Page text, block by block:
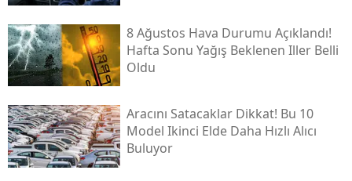
8 Ağustos Hava Durumu Açıklandı!
Hafta Sonu Yağış Beklenen Iller Belli
Oldu
Aracını Satacaklar Dikkat! Bu 10
Model Ikinci Elde Daha Hızlı Alıcı
Buluyor